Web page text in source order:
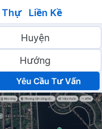
Thự Liền Kề
Yêu Cầu Tư Vấn